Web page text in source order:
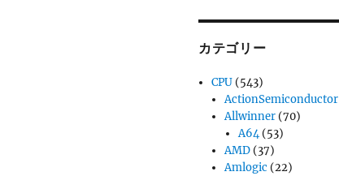
カテゴリー
CPU (543)
ActionSemiconductor
Allwinner (70)
A64(53)
AMD (37)
Amlogic (22)